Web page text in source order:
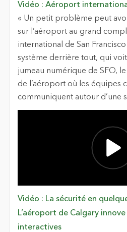
Vidéo : Aéroport
« Un petit problème peut
sur l’aéroport au grand
international de San Francisco
système derrière tout, qui
jumeau numérique de SFO,
de l’aéroport où les équipes
communiquent autour d’une
Vidéo : La sécurité en
L’aéroport de Calgary
interactives